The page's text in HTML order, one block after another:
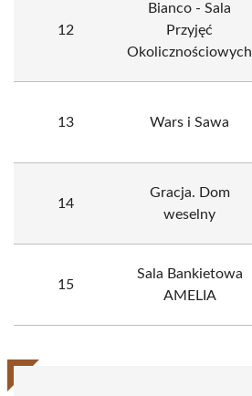
12
Bianco - Sala
Przyjęć
Okolicznościowych
13 Wars i Sawa
14
Gracja. Dom
weselny
15
Sala Bankietowa
AMELIA